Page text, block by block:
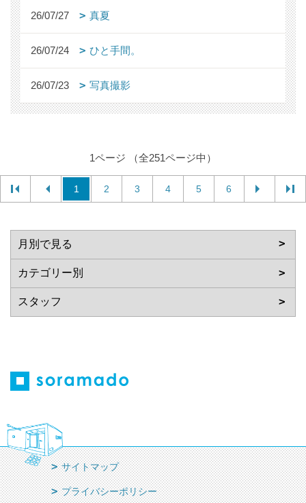
26/07/27 真夏
26/07/24 ひと手間。
26/07/23 写真撮影
1ページ （全251ページ中）
1 2 3 4 5 6
サイトマップ
プライバシーポリシー